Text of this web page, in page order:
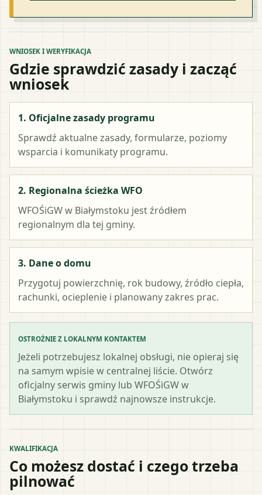
WNIOSEK I WERYFIKACJA
Gdzie sprawdzić zasady i zacząć
wniosek
1. Oficjalne zasady programu
Sprawdź aktualne zasady, formularze, poziomy
wsparcia i komunikaty programu.
2. Regionalna ścieżka WFO
WFOŚiGW w Białymstoku jest źródłem
regionalnym dla tej gminy.
3. Dane o domu
Przygotuj powierzchnię, rok budowy, źródło ciepła,
rachunki, ocieplenie i planowany zakres prac.
OSTROŻNIE Z LOKALNYM KONTAKTEM
Jeżeli potrzebujesz lokalnej obsługi, nie opieraj się
na samym wpisie w centralnej liście. Otwórz
oficjalny serwis gminy lub WFOŚiGW w
Białymstoku i sprawdź najnowsze instrukcje.
KWALIFIKACJA
Co możesz dostać i czego trzeba
pilnować